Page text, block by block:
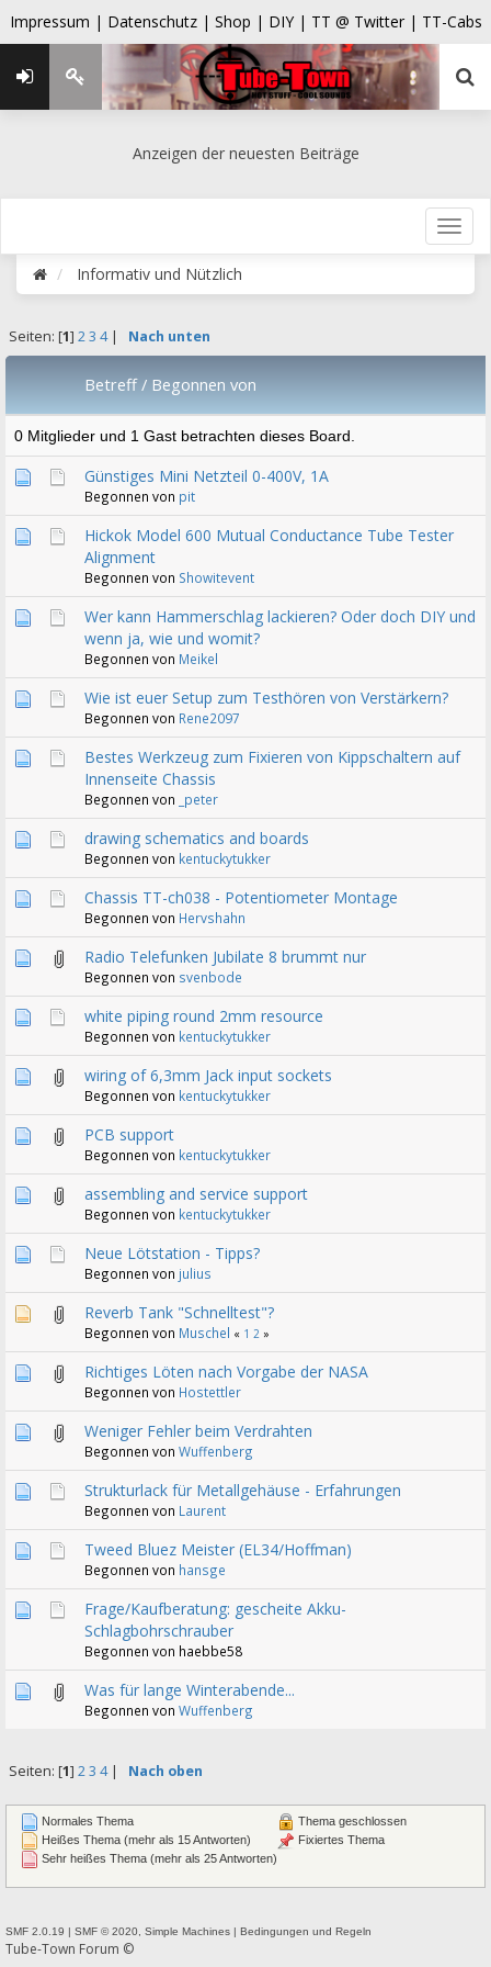
Impressum | Datenschutz | Shop | DIY | TT @ Twitter | TT-Cabs
Anzeigen der neuesten Beiträge
Informativ und Nützlich
Seiten: [1] 2 3 4| Nach unten
Betreff/ Begonnen von
0 Mitglieder und 1 Gast betrachten dieses Board.
Günstiges Mini Netzteil 0-400V, 1A
Begonnen von pit
Hickok Model 600 Mutual Conductance Tube Tester
Alignment
Begonnen von Showitevent
Wer kann Hammerschlag lackieren? Oder doch DIY und
wenn ja, wie und womit?
Begonnen von Meikel
Wie ist euer Setup zum Testhören von Verstärkern?
Begonnen von Rene2097
Bestes Werkzeug zum Fixieren von Kippschaltern auf
Innenseite Chassis
Begonnen von _peter
drawing schematics and boards
Begonnen von kentuckytukker
Chassis TT-ch038 - Potentiometer Montage
Begonnen von Hervshahn
Radio Telefunken Jubilate 8 brummt nur
Begonnen von svenbode
white piping round 2mm resource
Begonnen von kentuckytukker
wiring of 6,3mm Jack input sockets
Begonnen von kentuckytukker
PCB support
Begonnen von kentuckytukker
assembling and service support
Begonnen von kentuckytukker
Neue Lötstation - Tipps?
Begonnen von julius
Reverb Tank "Schnelltest"?
Begonnen von Muschel « 1 2 »
Richtiges Löten nach Vorgabe der NASA
Begonnen von Hostettler
Weniger Fehler beim Verdrahten
Begonnen von Wuffenberg
Strukturlack für Metallgehäuse - Erfahrungen
Begonnen von Laurent
Tweed Bluez Meister (EL34/Hoffman)
Begonnen von hansge
Frage/Kaufberatung: gescheite Akku-
Schlagbohrschrauber
Begonnen von haebbe58
Was für lange Winterabende...
Begonnen von Wuffenberg
Seiten: [1] 2 3 4| Nach oben
Normales Thema
Heißes Thema (mehr als 15 Antworten)
Sehr heißes Thema (mehr als 25 Antworten)
Thema geschlossen
Fixiertes Thema
SMF 2.0.19 | SMF © 2020 Simple Machines | Bedingungen und Regeln
Tube-Town Forum ©